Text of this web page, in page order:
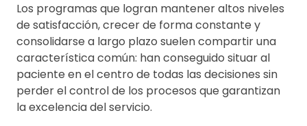
Los programas que logran mantener altos niveles
de satisfacción, crecer de forma constante y
consolidarse a largo plazo suelen compartir una
característica común: han conseguido situar al
paciente en el centro de todas las decisiones sin
perder el control de los procesos que garantizan
la excelencia del servicio.